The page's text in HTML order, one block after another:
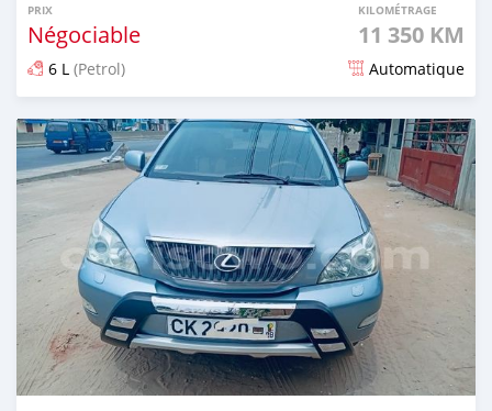
PRIX
Négociable
KILOMÉTRAGE
11 350 KM
6 L (Petrol) Automatique
Publié il y a 4 mois